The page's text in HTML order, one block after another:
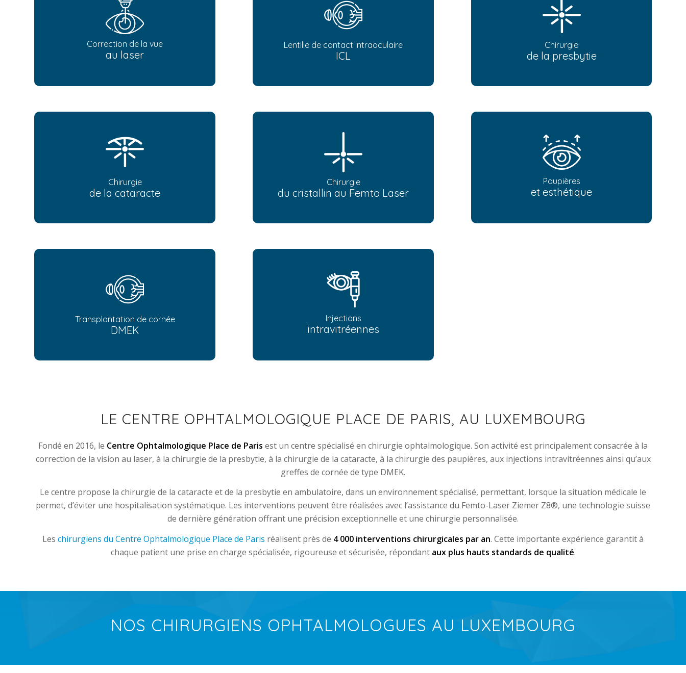
Correction de la vue
au laser
Lentille de contact intraoculaire
ICL
Chirurgie
de la presbytie
Chirurgie
de la cataracte
Chirurgie
du cristallin au Femto Laser
Paupières
et esthétique
Transplantation de cornée
DMEK
Injections
intravitréennes
LE CENTRE OPHTALMOLOGIQUE PLACE DE PARIS, AU LUXEMBOURG
Fondé en 2016, le Centre Ophtalmologique Place de Paris est un centre spécialisé en chirurgie ophtalmologique. Son activité est principalement consacrée à la
correction de la vision au laser, à la chirurgie de la presbytie, à la chirurgie de la cataracte, à la chirurgie des paupières, aux injections intravitréennes ainsi qu’aux
greffes de cornée de type DMEK.
Le centre propose la chirurgie de la cataracte et de la presbytie en ambulatoire, dans un environnement spécialisé, permettant, lorsque la situation médicale le
permet, d’éviter une hospitalisation systématique. Les interventions peuvent être réalisées avec l’assistance du Femto-Laser Ziemer Z8®, une technologie suisse
de dernière génération offrant une précision exceptionnelle et une chirurgie personnalisée.
Les chirurgiens du Centre Ophtalmologique Place de Paris réalisent près de 4 000 interventions chirurgicales par an. Cette importante expérience garantit à
chaque patient une prise en charge spécialisée, rigoureuse et sécurisée, répondant aux plus hauts standards de qualité.
NOS CHIRURGIENS OPHTALMOLOGUES AU LUXEMBOURG